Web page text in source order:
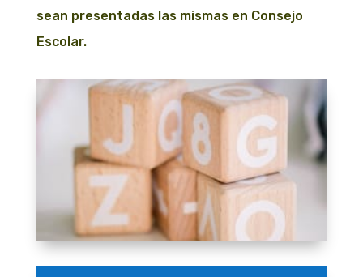
sean presentadas las mismas en Consejo
Escolar.